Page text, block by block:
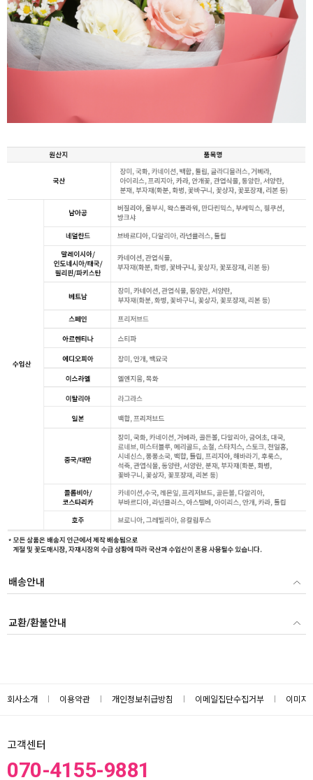
배송안내
교환/환불안내
회사소개 이용약관 개인정보취급방침 이메일집단수집거부 이미지
고객센터
070-4155-9881